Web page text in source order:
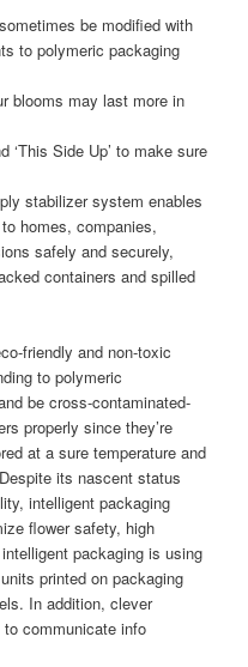
be modified with
to polymeric packaging
blooms may last more in
‘This Side Up’ to make sure
stabilizer system enables
homes, companies,
safely and securely,
containers and spilled
friendly and non-toxic
to polymeric
be cross-contaminated-
properly since they’re
at a sure temperature and
its nascent status
intelligent packaging
flower safety, high
packaging is using
printed on packaging
In addition, clever
communicate info